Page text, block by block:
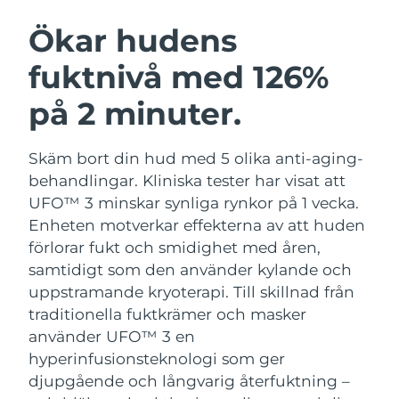
Ökar hudens
fuktnivå med 126%
på 2 minuter.
Skäm bort din hud med 5 olika anti-aging-
behandlingar. Kliniska tester har visat att
UFO™ 3 minskar synliga rynkor på 1 vecka.
Enheten motverkar effekterna av att huden
förlorar fukt och smidighet med åren,
samtidigt som den använder kylande och
uppstramande kryoterapi. Till skillnad från
traditionella fuktkrämer och masker
använder UFO™ 3 en
hyperinfusionsteknologi som ger
djupgående och långvarig återfuktning –
Ansiktsrengöring
Anti-aging massage
LUNA™ 4 Plus
Massage, LED heating
LUNA™ 4 Men
For men, anti-aging massage
Ansiktslyft
Microcurrent toning
BEAR™ 2 go
Microcurrent toning on-the-go
BEAR™ 2 eyes & lips
Microcurrent line smoothing device
Återfuktning
UFO™ 3-paket
Deep facial hydration
UFO™ 3 LED
Near-infrared and red light therapy
device
Munvård
issa™ 4
Hybrid silicone sonic toothbrush
issa™ 4 plus
Smart hybrid silicone sonic toothbrush
FAQ™ ANTI-AGING-BEHANDLING
Anti-aging LED-behandlingar
NEW
Österrike
Bahrain Förväntad leverans
Belgien Förväntad leverans
Bermuda Förväntad leverans8/16/26
Bosnien och
Hercegovina
Förväntad leverans8/13/26
Brunei Förväntad leverans
Bulgarien Förväntad leverans8/10/26
Kanada
Chile Förväntad leverans8/14/26